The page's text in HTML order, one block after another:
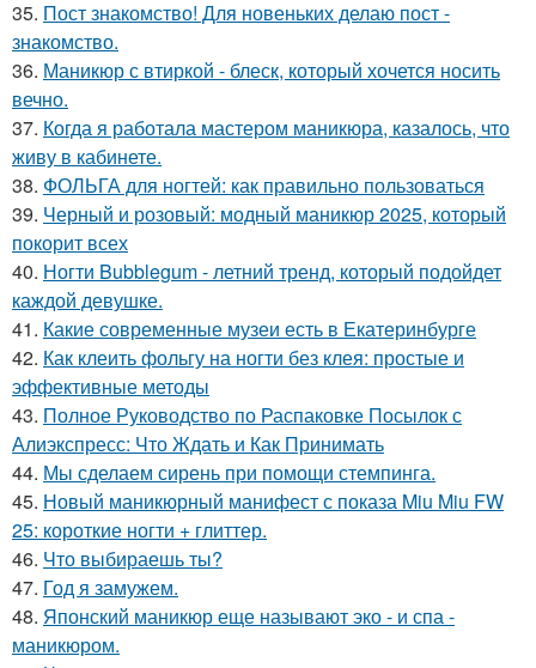
35. Пост знакомство! Для новеньких делаю пост -
знакомство.
36. Маникюр с втиркой - блеск, который хочется носить
вечно.
37. Когда я работала мастером маникюра, казалось, что
живу в кабинете.
38. ФОЛЬГА для ногтей: как правильно пользоваться
39. Черный и розовый: модный маникюр 2025, который
покорит всех
40. Ногти Bubblegum - летний тренд, который подойдет
каждой девушке.
41. Какие современные музеи есть в Екатеринбурге
42. Как клеить фольгу на ногти без клея: простые и
эффективные методы
43. Полное Руководство по Распаковке Посылок с
Алиэкспресс: Что Ждать и Как Принимать
44. Мы сделаем сирень при помощи стемпинга.
45. Новый маникюрный манифест с показа Miu Miu FW
25: короткие ногти + глиттер.
46. Что выбираешь ты?
47. Год я замужем.
48. Японский маникюр еще называют эко - и спа -
маникюром.